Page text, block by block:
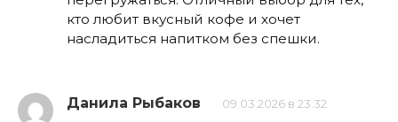
кто любит вкусный кофе и хочет
насладиться напитком без спешки.
Данила Рыбаков 09.03.2026 в 23:32